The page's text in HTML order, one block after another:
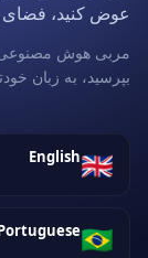
عوض کنید، فضای
مربی هوش مصنوعی
بپرسید، به زبان
🇬🇧
English
🇧🇷